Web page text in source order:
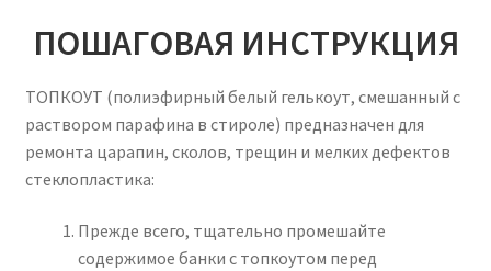
ПОШАГОВАЯ ИНСТРУКЦИЯ
ТОПКОУТ (полиэфирный белый гелькоут, смешанный с
раствором парафина в стироле) предназначен для
ремонта царапин, сколов, трещин и мелких дефектов
стеклопластика:
Прежде всего, тщательно промешайте
содержимое банки с топкоутом перед